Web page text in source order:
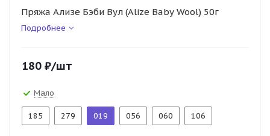
Пряжа Ализе Бэби Вул (Alize Baby Wool) 50г
Подробнее
180 ₽/шт
Мало
185 279 019 056 060 106